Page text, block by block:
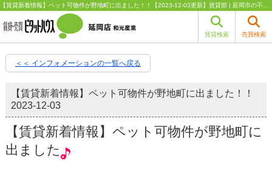
賃貸検索 売買検索
＜＜ インフォメーションの一覧へ戻る
【賃貸新着情報】ペット可物件が野地町に出ました！！
2023-12-03
【賃貸新着情報】ペット可物件が野地町に
出ました